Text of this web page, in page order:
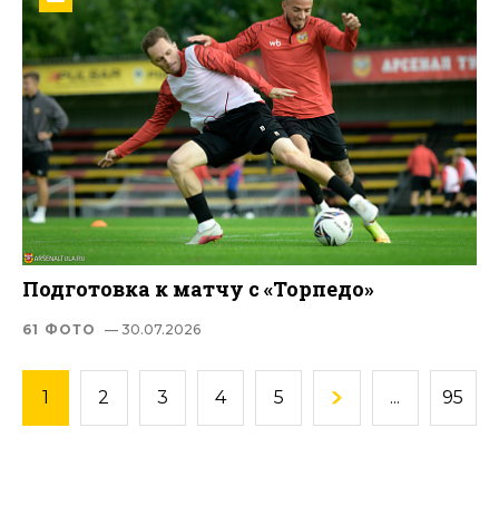
Подготовка к матчу с «Торпедо»
61 ФОТО — 30.07.2026
1 2 3 4 5 ... 95